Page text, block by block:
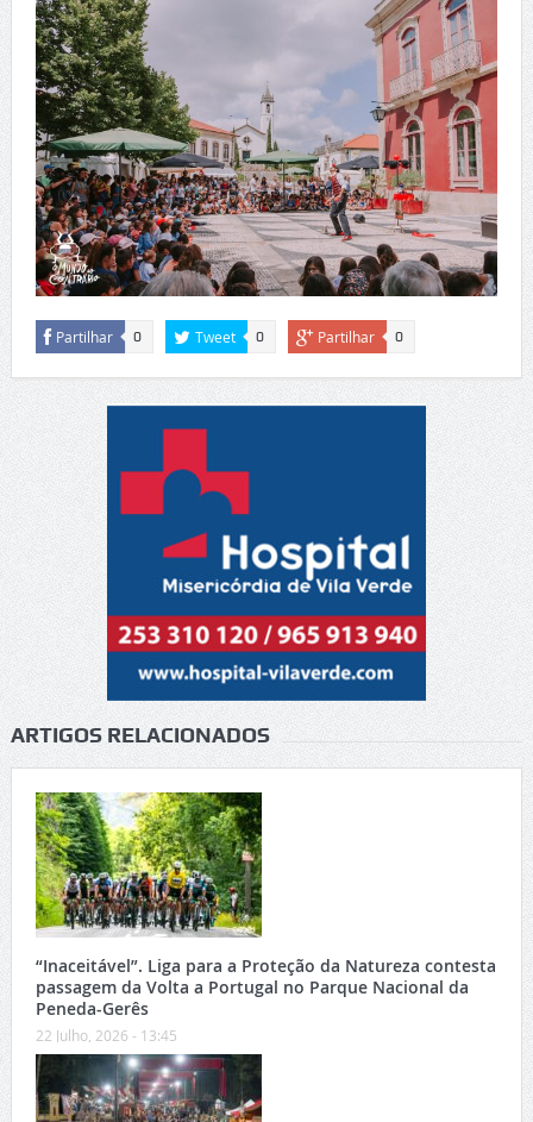
Partilhar 0 Tweet 0 Partilhar 0
ARTIGOS RELACIONADOS
“Inaceitável”. Liga para a Proteção da Natureza contesta
passagem da Volta a Portugal no Parque Nacional da
Peneda-Gerês
22 Julho, 2026 - 13:45